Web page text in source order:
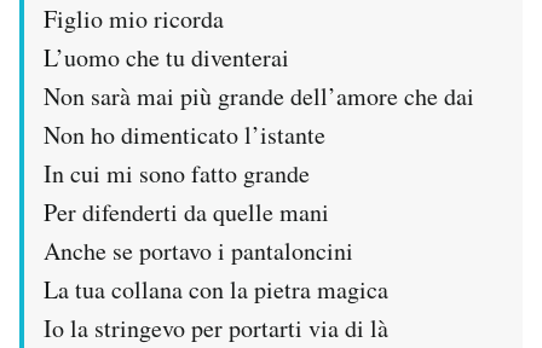
Figlio mio ricorda
L’uomo che tu diventerai
Non sarà mai più grande dell’amore che dai
Non ho dimenticato l’istante
In cui mi sono fatto grande
Per difenderti da quelle mani
Anche se portavo i pantaloncini
La tua collana con la pietra magica
Io la stringevo per portarti via di là